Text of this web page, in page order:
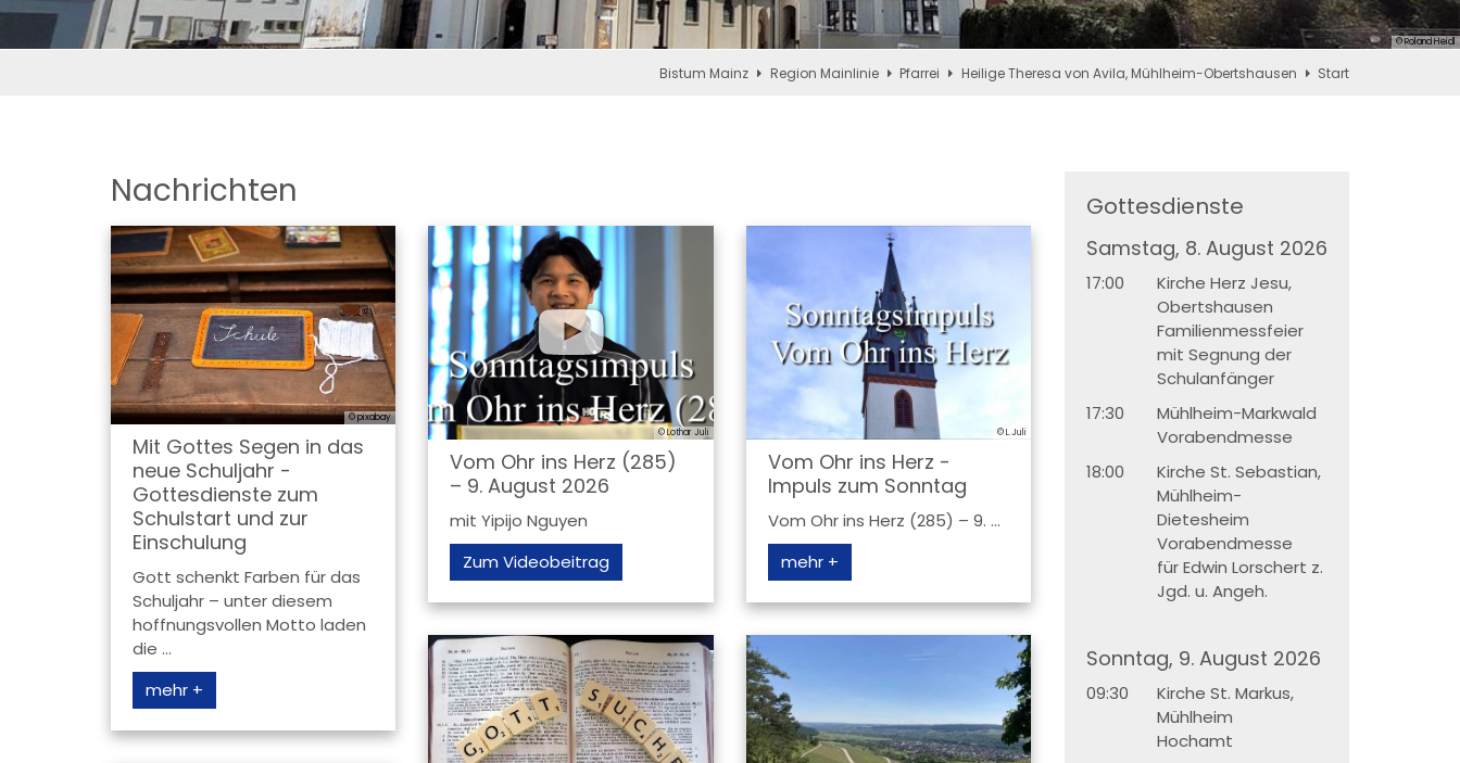
© Roland Heidl
Bistum Mainz Region Mainlinie Pfarrei Heilige Theresa von Avila, Mühlheim-Obertshausen Start
Nachrichten
© pixabay
Mit Gottes Segen in das
neue Schuljahr -
Gottesdienste zum
Schulstart und zur
Einschulung
Gott schenkt Farben für das
Schuljahr – unter diesem
hoffnungsvollen Motto laden
die ...
mehr +
© Lothar Juli
© Lothar Juli
Vom Ohr ins Herz (285)
– 9. August 2026
mit Yipijo Nguyen
Zum Videobeitrag
© L.Juli
Vom Ohr ins Herz -
Impuls zum Sonntag
Vom Ohr ins Herz (285) – 9. ...
mehr +
Gottesdienste
Samstag, 8. August 2026
17:00
Kirche Herz Jesu,
Obertshausen
Familienmessfeier
mit Segnung der
Schulanfänger
17:30
Mühlheim-Markwald
Vorabendmesse
18:00
Kirche St. Sebastian,
Mühlheim-
Dietesheim
Vorabendmesse
für Edwin Lorschert z.
Jgd. u. Angeh.
Sonntag, 9. August 2026
09:30
Kirche St. Markus,
Mühlheim
Hochamt